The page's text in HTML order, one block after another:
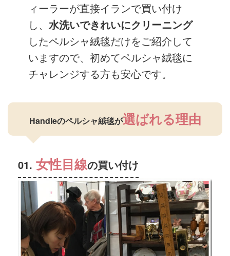
ィーラーが直接イランで買い付け
し、 水洗いできれいにクリーニング
したペルシャ絨毯だけをご紹介して
いますので、初めてペルシャ絨毯に
チャレンジする方も安心です。
Handleのペルシャ絨毯が選ばれる理由
01. 女性目線の買い付け